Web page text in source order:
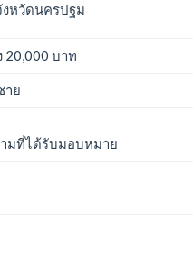
งหวัดนครปฐม
20,000 บาท
าย
ามที่ได้รับมอบหมาย